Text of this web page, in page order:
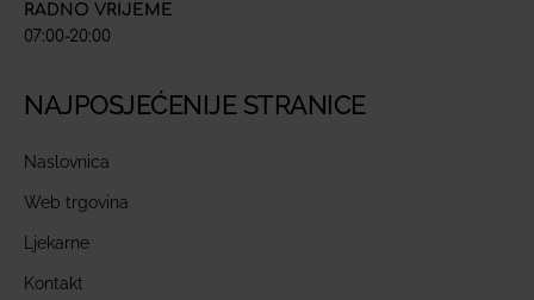
RADNO VRIJEME
07:00-20:00
NAJPOSJEĆENIJE STRANICE
Naslovnica
Web trgovina
Ljekarne
Kontakt